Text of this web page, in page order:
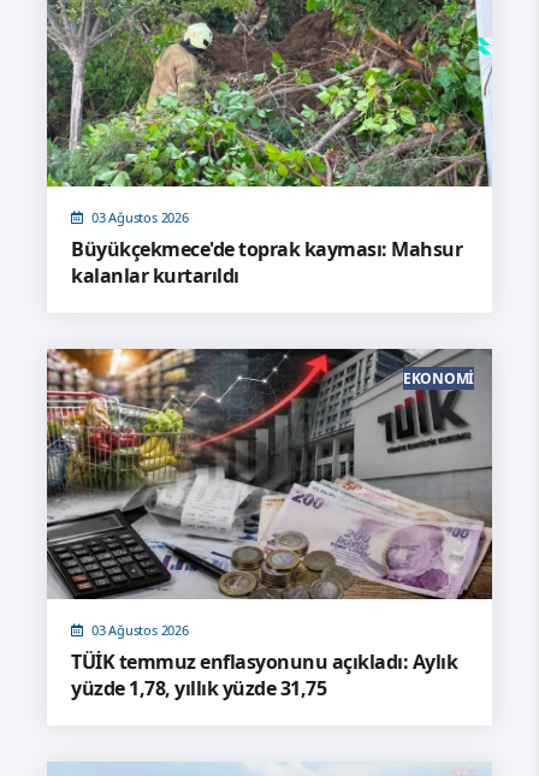
03 Ağustos 2026
Büyükçekmece'de toprak kayması: Mahsur
kalanlar kurtarıldı
03 Ağustos 2026
TÜİK temmuz enflasyonunu açıkladı: Aylık
yüzde 1,78, yıllık yüzde 31,75
EKONOMI